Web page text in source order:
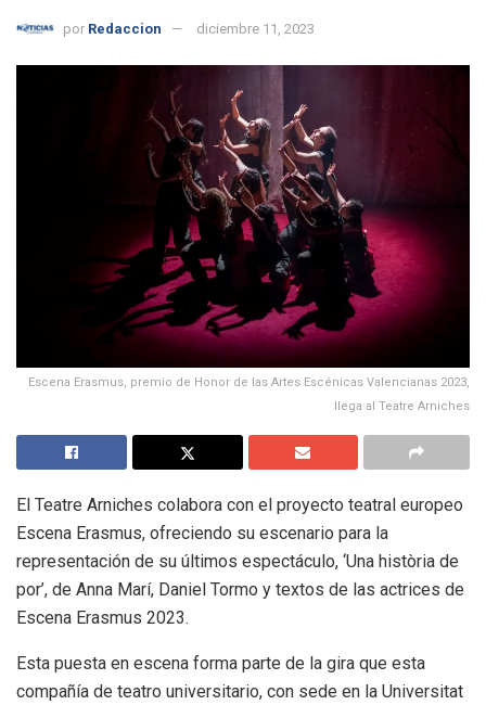
por Redaccion diciembre 11, 2023
Escena Erasmus, premio de Honor de las Artes Escénicas Valencianas 2023,
llega al Teatre Arniches
El Teatre Arniches colabora con el proyecto teatral europeo
Escena Erasmus, ofreciendo su escenario para la
representación de su últimos espectáculo, ‘Una història de
por’, de Anna Marí, Daniel Tormo y textos de las actrices de
Escena Erasmus 2023.
Esta puesta en escena forma parte de la gira que esta
compañía de teatro universitario, con sede en la Universitat